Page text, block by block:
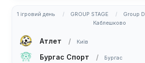
1 ігровий день GROUP STAGE Group D
Каблешково
Атлет Київ
Бургас Спорт Бургас